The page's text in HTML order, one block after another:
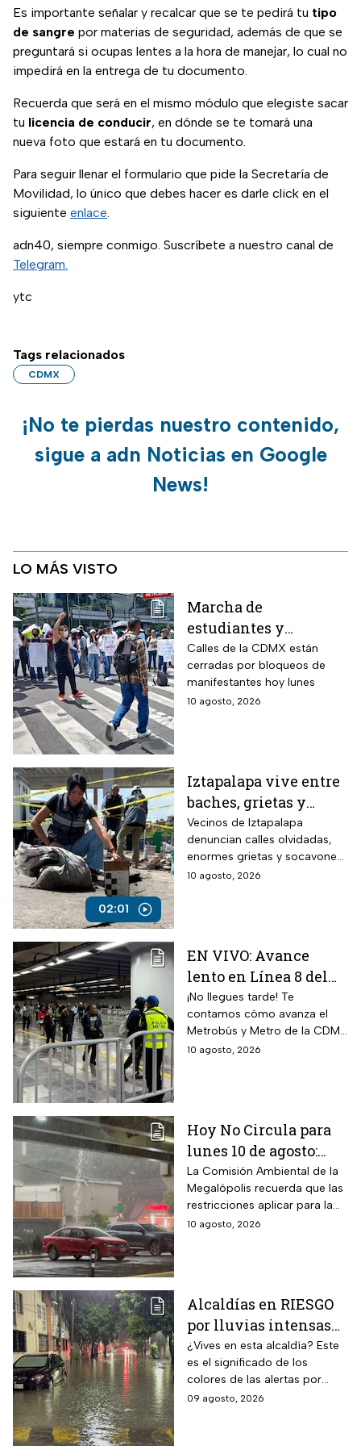
Es importante señalar y recalcar que se te pedirá tu tipo
de sangre por materias de seguridad, además de que se
preguntará si ocupas lentes a la hora de manejar, lo cual no
impedirá en la entrega de tu documento.
Recuerda que será en el mismo módulo que elegiste sacar
tu licencia de conducir, en dónde se te tomará una
nueva foto que estará en tu documento.
Para seguir llenar el formulario que pide la Secretaría de
Movilidad, lo único que debes hacer es darle click en el
siguiente enlace.
adn40, siempre conmigo. Suscríbete a nuestro canal de
Telegram.
ytc
Tags relacionados
CDMX
¡No te pierdas nuestro contenido,
sigue a adn Noticias en Google
News!
LO MÁS VISTO
Marcha de
estudiantes y
bloqueos hoy 10 de
agosto; calles cerradas
en la CDMX minuto a
minuto
Calles de la CDMX están
cerradas por bloqueos de
manifestantes hoy lunes
10 agosto, 2026
02:01
Iztapalapa vive entre
baches, grietas y
socavones
Vecinos de Iztapalapa
denuncian calles olvidadas,
enormes grietas y socavones
que representan un riesgo
10 agosto, 2026
EN VIVO: Avance
lento en Línea 8 del
Metro CDMX por
lluvia; Metrobús con
estaciones cerradas
hoy lunes 10 de agosto
¡No llegues tarde! Te
contamos cómo avanza el
Metrobús y Metro de la CDMX
durante este lunes de lluvias
10 agosto, 2026
Hoy No Circula para
lunes 10 de agosto:
¿Qué autos descansan
en CDMX y Edomex?
La Comisión Ambiental de la
Megalópolis recuerda que las
restricciones aplicar para la
Ciudad de México y Estado
10 agosto, 2026
Alcaldías en RIESGO
por lluvias intensas
en CDMX hoy 9 de
agosto: ¿dónde hay
alerta y peligro de
inundaciones?
¿Vives en esta alcaldía? Este
es el significado de los
colores de las alertas por
lluvias en la capital mexicana.
09 agosto, 2026